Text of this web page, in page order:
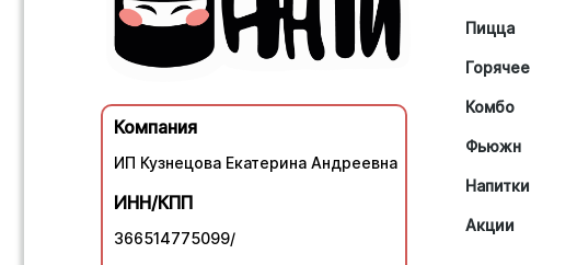
Компания
ИП Кузнецова Екатерина Андреевна
ИНН/КПП
366514775099/
Пицца
Горячее
Комбо
Фьюжн
Напитки
Акции